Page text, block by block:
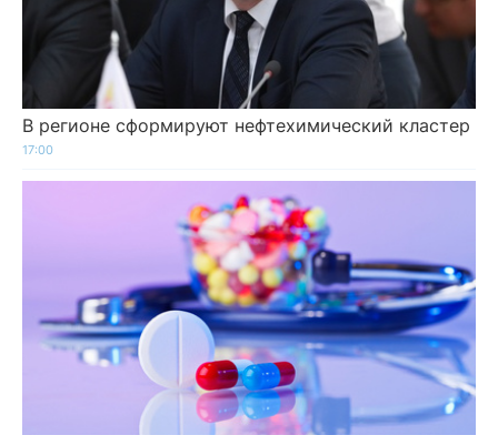
В регионе сформируют нефтехимический кластер
17:00